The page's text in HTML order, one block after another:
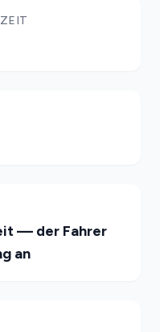
— der Fahrer
an